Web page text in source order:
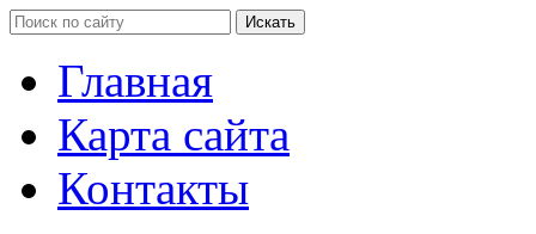
Главная
Карта сайта
Контакты